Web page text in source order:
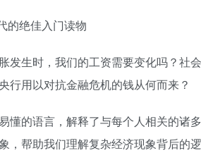
的绝佳入门读物
发生时，我们的工资需要变化吗？社
行用以对抗金融危机的钱从何而来？
懂的语言，解释了与每个人相关的诸
，帮助我们理解复杂经济现象背后的逻